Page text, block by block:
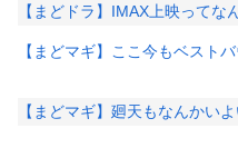
【まどドラ】IMAX上映ってな
【まどマギ】ここ今もベスト
【まどマギ】廻天もなんかい